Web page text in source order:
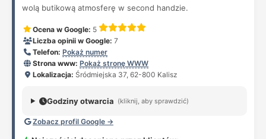
wolą butikową atmosferę w second handzie.
Ocena w Google: 5
Liczba opinii w Google: 7
Telefon: Pokaż numer
Strona www: Pokaż stronę WWW
Lokalizacja: Śródmiejska 37, 62-800 Kalisz
Godziny otwarcia (kliknij, aby sprawdzić)
Zobacz profil Google →